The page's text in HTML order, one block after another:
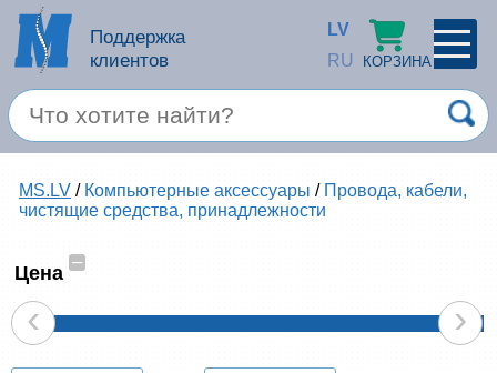
Поддержка
клиентов
LV
RU
КОРЗИНА
×
Войти Зарегестрироваться
Спец. предложение
MS.LV / Компьютерные аксессуары / Провода, кабели,
чистящие средства, принадлежности
Цена
–
‹ ›